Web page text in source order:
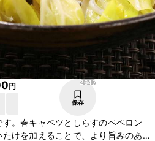
円 2647
保存
。春キャベツとしらすのペペロン
けを加えることで、より旨みのある